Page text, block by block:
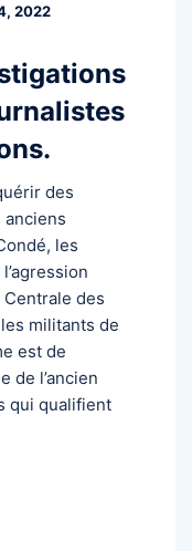
2022
des
anciens
les
des
militants de
est de
de l’ancien
qui qualifient